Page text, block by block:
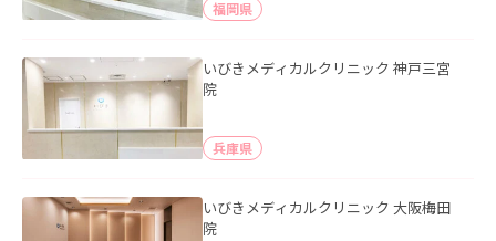
福岡県
いびきメディカルクリニック 神戸三宮
院
兵庫県
いびきメディカルクリニック 大阪梅田
院